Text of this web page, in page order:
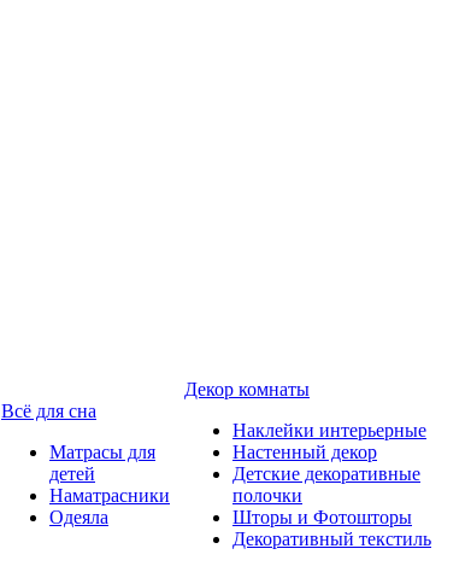
Всё для сна
Матрасы для
детей
Наматрасники
Одеяла
Декор комнаты
Наклейки интерьерные
Настенный декор
Детские декоративные
полочки
Шторы и Фотошторы
Декоративный текстиль